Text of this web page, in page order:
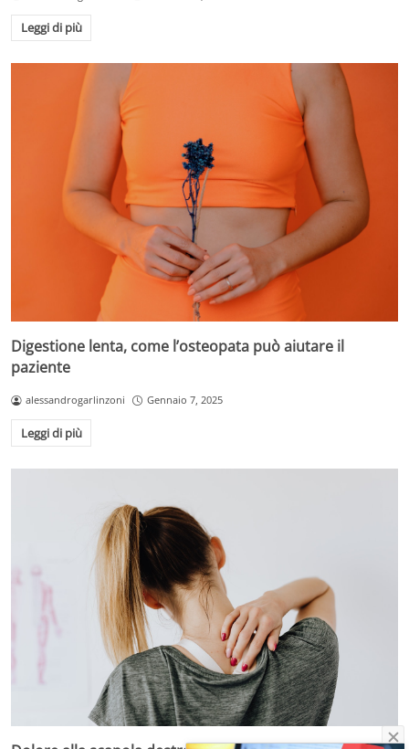
Leggi di più
Digestione lenta, come l’osteopata può aiutare il
paziente
alessandrogarlinzoni Gennaio 7, 2025
Leggi di più